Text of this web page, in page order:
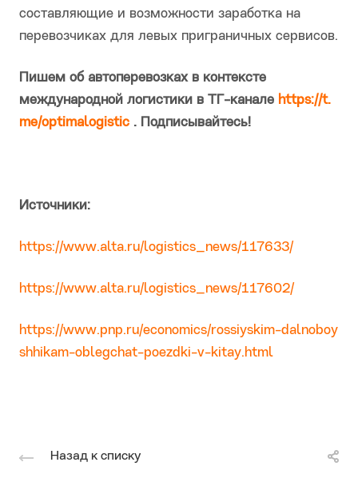
составляющие и возможности заработка на
перевозчиках для левых приграничных сервисов.
Пишем об автоперевозках в контексте
международной логистики в ТГ-канале https://t.
me/optimalogistic . Подписывайтесь!
Источники:
https://www.alta.ru/logistics_news/117633/
https://www.alta.ru/logistics_news/117602/
https://www.pnp.ru/economics/rossiyskim-dalnoboy
shhikam-oblegchat-poezdki-v-kitay.html
Назад к списку